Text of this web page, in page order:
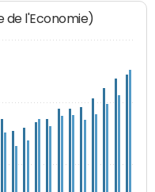
de l'Economie)